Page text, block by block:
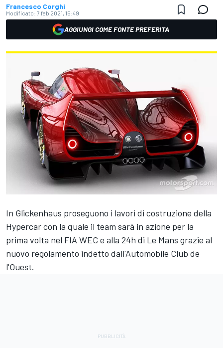
Francesco Corghi
Modificato: 7 feb 2021, 15:49
AGGIUNGI COME FONTE PREFERITA
In Glickenhaus proseguono i lavori di costruzione della
Hypercar con la quale il team sarà in azione per la
prima volta nel FIA WEC e alla 24h di Le Mans grazie al
nuovo regolamento indetto dall'Automobile Club de
l'Ouest.